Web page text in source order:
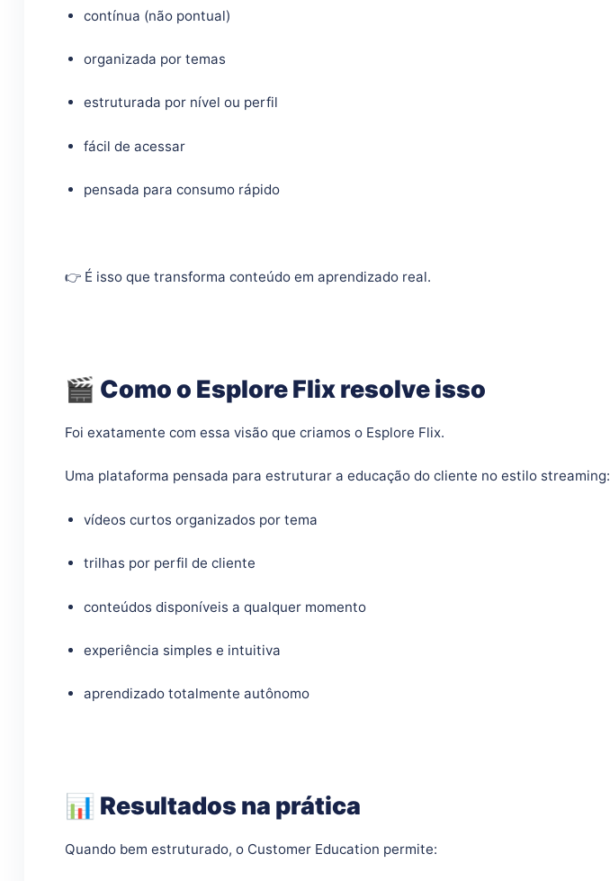
contínua (não pontual)
organizada por temas
estruturada por nível ou perfil
fácil de acessar
pensada para consumo rápido
👉 É isso que transforma conteúdo em aprendizado real.
🎬 Como o Esplore Flix resolve isso
Foi exatamente com essa visão que criamos o Esplore Flix.
Uma plataforma pensada para estruturar a educação do cliente no estilo streaming:
vídeos curtos organizados por tema
trilhas por perfil de cliente
conteúdos disponíveis a qualquer momento
experiência simples e intuitiva
aprendizado totalmente autônomo
📊 Resultados na prática
Quando bem estruturado, o Customer Education permite: